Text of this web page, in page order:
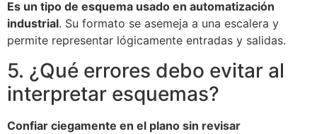
Es un tipo de esquema usado en automatización
industrial. Su formato se asemeja a una escalera y
permite representar lógicamente entradas y salidas.
5. ¿Qué errores debo evitar al
interpretar esquemas?
Confiar ciegamente en el plano sin revisar